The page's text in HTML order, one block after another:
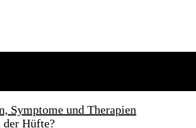
Symptome und Therapien
Hüfte?